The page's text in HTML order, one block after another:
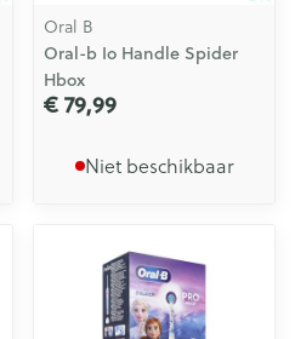
Oral B
Oral-b Io Handle Spider
Hbox
€ 79,99
Niet beschikbaar